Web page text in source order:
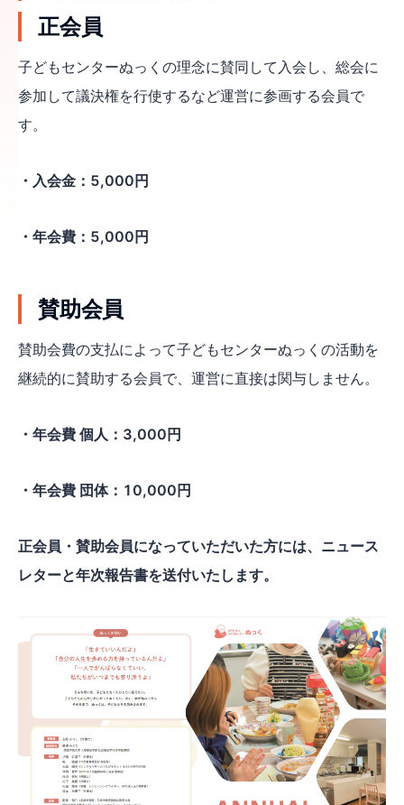
正会員
子どもセンターぬっくの理念に賛同して入会し、総会に
参加して議決権を行使するなど運営に参画する会員で
す。
・入会金：5,000円
・年会費：5,000円
賛助会員
賛助会費の支払によって子どもセンターぬっくの活動を
継続的に賛助する会員で、運営に直接は関与しません。
・年会費 個人：3,000円
・年会費 団体：10,000円
正会員・賛助会員になっていただいた方には、ニュース
レターと年次報告書を送付いたします。